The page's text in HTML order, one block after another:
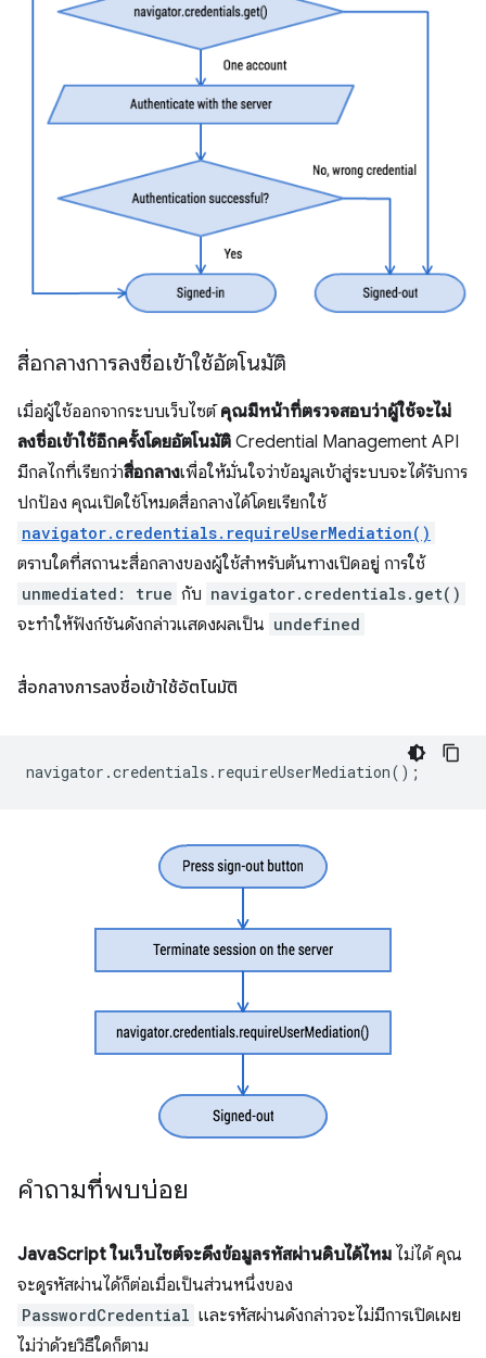
สื่อกลางการลงชื่อเข้าใช้อัตโนมัติ
เมื่อผู้ใช้ออกจากระบบเว็บไซต์คุณมีหน้าที่ตรวจสอบว่าผู้ใช้จะไม่
ลงชื่อเข้าใช้อีกครั้งโดยอัตโนมัติ Credential Management API
มีกลไกที่เรียกว่าสื่อกลางเพื่อให้มั่นใจว่าข้อมูลเข้าสู่ระบบจะได้รับการ
ปกป้อง คุณเปิดใช้โหมดสื่อกลางได้โดยเรียกใช้
navigator.credentials.requireUserMediation()
ตราบใดที่สถานะสื่อกลางของผู้ใช้สําหรับต้นทางเปิดอยู่ การใช้
unmediated: true กับ navigator.credentials.get()
จะทำให้ฟังก์ชันดังกล่าวแสดงผลเป็น undefined
สื่อกลางการลงชื่อเข้าใช้อัตโนมัติ
navigator .credentials . requireUserMediation();
คำถามที่พบบ่อย
JavaScript ในเว็บไซต์จะดึงข้อมูลรหัสผ่านดิบได้ไหม ไม่ได้ คุณ
จะดูรหัสผ่านได้ก็ต่อเมื่อเป็นส่วนหนึ่งของ
PasswordCredential และรหัสผ่านดังกล่าวจะไม่มีการเปิดเผย
ไม่ว่าด้วยวิธีใดก็ตาม